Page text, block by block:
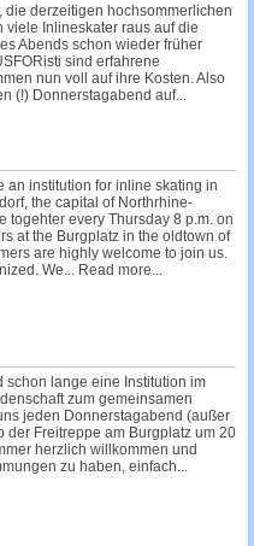
die derzeitigen hochsommerlichen
viele Inlineskater raus auf die
Abends schon wieder früher
sind erfahrene
nun voll auf ihre Kosten. Also
(!) Donnerstagabend auf...
an institution for inline skating in
the capital of Northrhine-
togehter every Thursday 8 p.m. on
at the Burgplatz in the oldtown of
are highly welcome to join us.
We... Read more...
schon lange eine Institution im
zum gemeinsamen
jeden Donnerstagabend (außer
der Freitreppe am Burgplatz um 20
herzlich willkommen und
zu haben, einfach...